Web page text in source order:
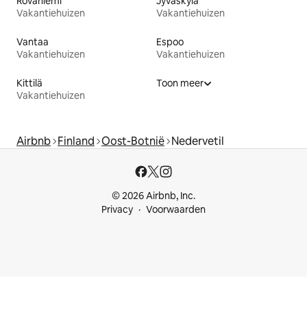
Vakantiehuizen
Vakantiehuizen
Vantaa
Vakantiehuizen
Espoo
Vakantiehuizen
Kittilä
Vakantiehuizen
Toon meer
Airbnb Finland Oost-Botnië Nedervetil
© 2026 Airbnb, Inc.
Privacy
Voorwaarden